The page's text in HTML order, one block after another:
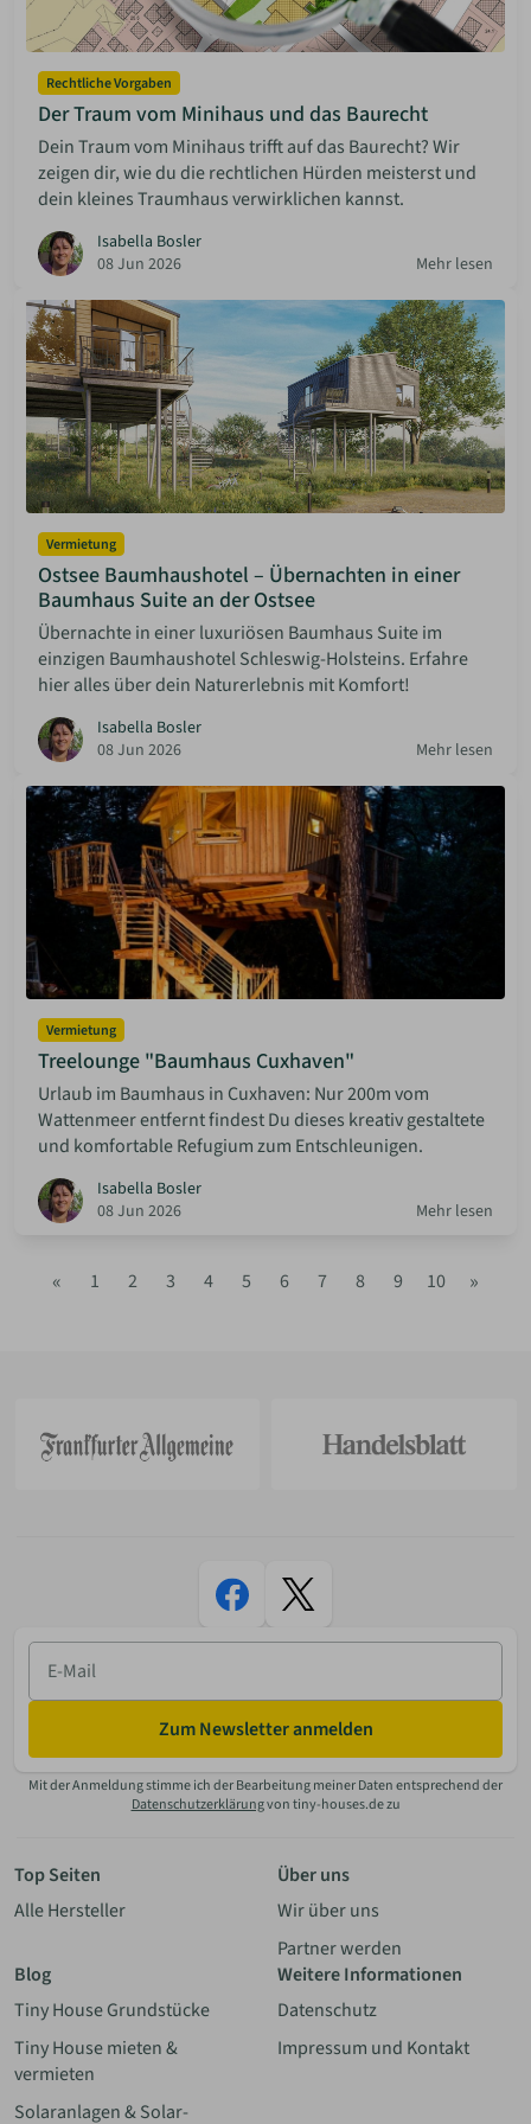
Rechtliche Vorgaben
Der Traum vom Minihaus und das Baurecht
Dein Traum vom Minihaus trifft auf das Baurecht? Wir
zeigen dir, wie du die rechtlichen Hürden meisterst und
dein kleines Traumhaus verwirklichen kannst.
Isabella Bosler
08 Jun 2026
Mehr lesen
Vermietung
Ostsee Baumhaushotel – Übernachten in einer
Baumhaus Suite an der Ostsee
Übernachte in einer luxuriösen Baumhaus Suite im
einzigen Baumhaushotel Schleswig-Holsteins. Erfahre
hier alles über dein Naturerlebnis mit Komfort!
Isabella Bosler
08 Jun 2026
Mehr lesen
Vermietung
Treelounge "Baumhaus Cuxhaven"
Urlaub im Baumhaus in Cuxhaven: Nur 200m vom
Wattenmeer entfernt findest Du dieses kreativ gestaltete
und komfortable Refugium zum Entschleunigen.
Isabella Bosler
08 Jun 2026
Mehr lesen
« 1 2 3 4 5 6 7 8 9 10 »
E-
Mail
Zum Newsletter anmelden
Mit der Anmeldung stimme ich der Bearbeitung meiner Daten entsprechend der
Datenschutzerklärungvon tiny-houses.de zu
Top Seiten
Alle Hersteller
Über uns
Wir über uns
Partner werden
Blog
Tiny House Grundstücke
Tiny House mieten &
vermieten
Solaranlagen & Solar-
Weitere Informationen
Datenschutz
Impressum und Kontakt